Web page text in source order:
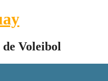
Voleibol